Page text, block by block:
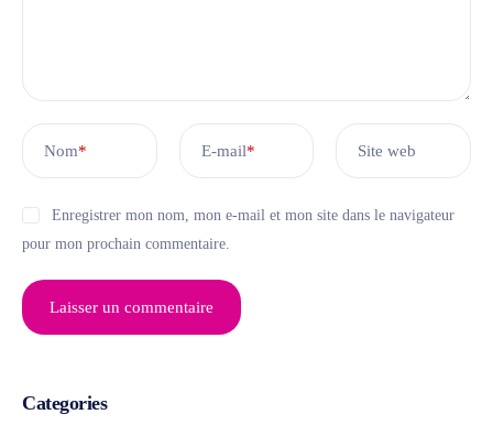
Nom* E-mail* Site web
Enregistrer mon nom, mon e-mail et mon site dans le navigateur
pour mon prochain commentaire.
Categories